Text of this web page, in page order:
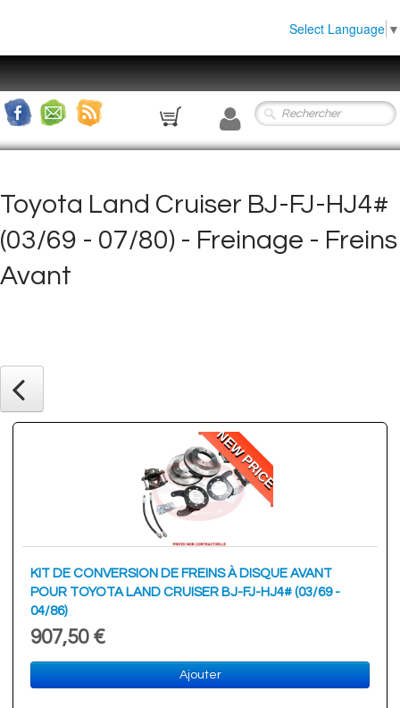
Select Language ▼
Toyota Land Cruiser BJ-FJ-HJ4#
(03/69 - 07/80) - Freinage - Freins
Avant
NEW PRICE
KIT DE CONVERSION DE FREINS À DISQUE AVANT
POUR TOYOTA LAND CRUISER BJ-FJ-HJ4# (03/69 -
04/86)
907,50 €
Ajouter